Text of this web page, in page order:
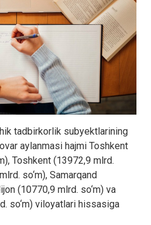
tadbirkorlik subyektlarining
aylanmasi hajmi Toshkent
Toshkent (13972,9 mlrd.
so‘m), Samarqand
(10770,9 mlrd. so‘m) va
so‘m) viloyatlari hissasiga